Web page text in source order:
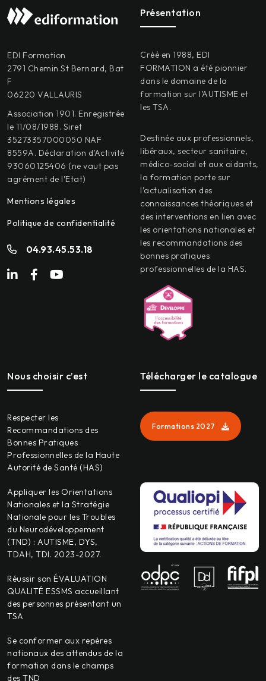
EDI Formation
2791 Chemin St Bernard, Bat
F
06220 VALLAURIS
Association 1901. Enregistrée
le 11/08/1988. Siret
35273357000050 NAF
8559A. Déclaration d’Activité
93060125406 (ne vaut pas
agrément de l’Etat)
Mentions légales
Politique de confidentialité
04.93.45.53.18
Présentation
Créé en 1988, EDI
FORMATION a été pionnier
dans le domaine de la
formation sur l’AUTISME et
les TSA.
Destinée aux professionnels,
libéraux, secteur sanitaire,
médico-social et aux aidants,
la formation porte sur
l’actualisation des
connaissances théoriques et
des interventions en lien avec
les orientations nationales et
les recommandations des
bonnes pratiques
professionnelles de la HAS.
Nous choisir c’est
Respecter les
Recommandations des
Bonnes Pratiques
Professionnelles de la Haute
Autorité de Santé (HAS)
Appliquer les Orientations
Nationales et la Stratégie
Nationale pour les Troubles
du Neurodéveloppement
(TND) : AUTISME, DYS,
TDAH, TDI. 2023-2027.
Réussir son ÉVALUATION
QUALITÉ ESSMS accueillant
des personnes présentant un
TSA
Se conformer aux repères
nationaux des attendus de la
formation dans le champs
des TND
Télécharger le catalogue
Formations 2027